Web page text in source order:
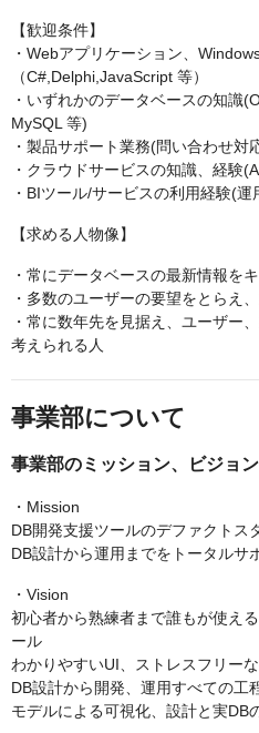
【歓迎条件】
・Webアプリケーション、
（C#,Delphi,JavaScript 等）
・いずれかのデータベースの知識
MySQL 等)
・製品サポート業務(問い合わせ対
・クラウドサービスの知識、経験
・BIツール/サービスの利用経験(運
【求める人物像】
・常にデータベースの最新情報を
・多数のユーザーの要望をとらえ
・常に数年先を見据え、ユーザー
考えられる人
事業部について
事業部のミッション、ビジョ
・Mission
DB開発支援ツールのデファクトス
DB設計から運用までをトータルサ
・Vision
初心者から熟練者まで誰もが使え
ール
わかりやすいUI、ストレスフリー
DB設計から開発、運用すべての工
モデルによる可視化、設計と実DB